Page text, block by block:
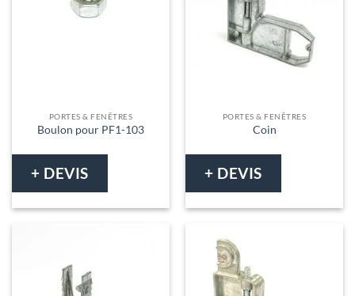
PORTES & FENÊTRES
Boulon pour PF1-103
+ DEVIS
PORTES & FENÊTRES
Coin
+ DEVIS